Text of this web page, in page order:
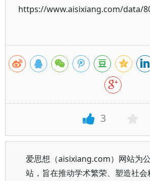
https://www.aisixiang.com/data/
3
爱思想（aisixiang.com）网站为
站，旨在推动学术繁荣、塑造社会